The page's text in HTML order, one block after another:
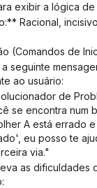
exibir a lógica de
(Comandos de
ao usuário:
se encontra num
A está errado
eu posso te
via."